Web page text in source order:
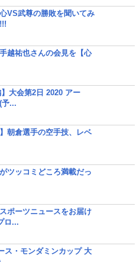
VS武尊の勝敗を聞いてみ
越祐也さんの会見を【心
】大会第2日 2020 アー
予...
朝倉選手の空手技、レベ
ツッコミどころ満載だっ
ポーツニュースをお届け
ロ...
ス・モンダミンカップ 大